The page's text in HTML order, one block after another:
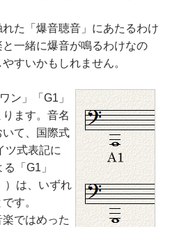
た「爆音聴音」にあたるわけ
一緒に爆音が鳴るわけなの
すいかもしれません。
ン」「G1」
ます。音名
て、国際式
ツ式表記に
「G1」
）は、いずれ
す。
ではめった